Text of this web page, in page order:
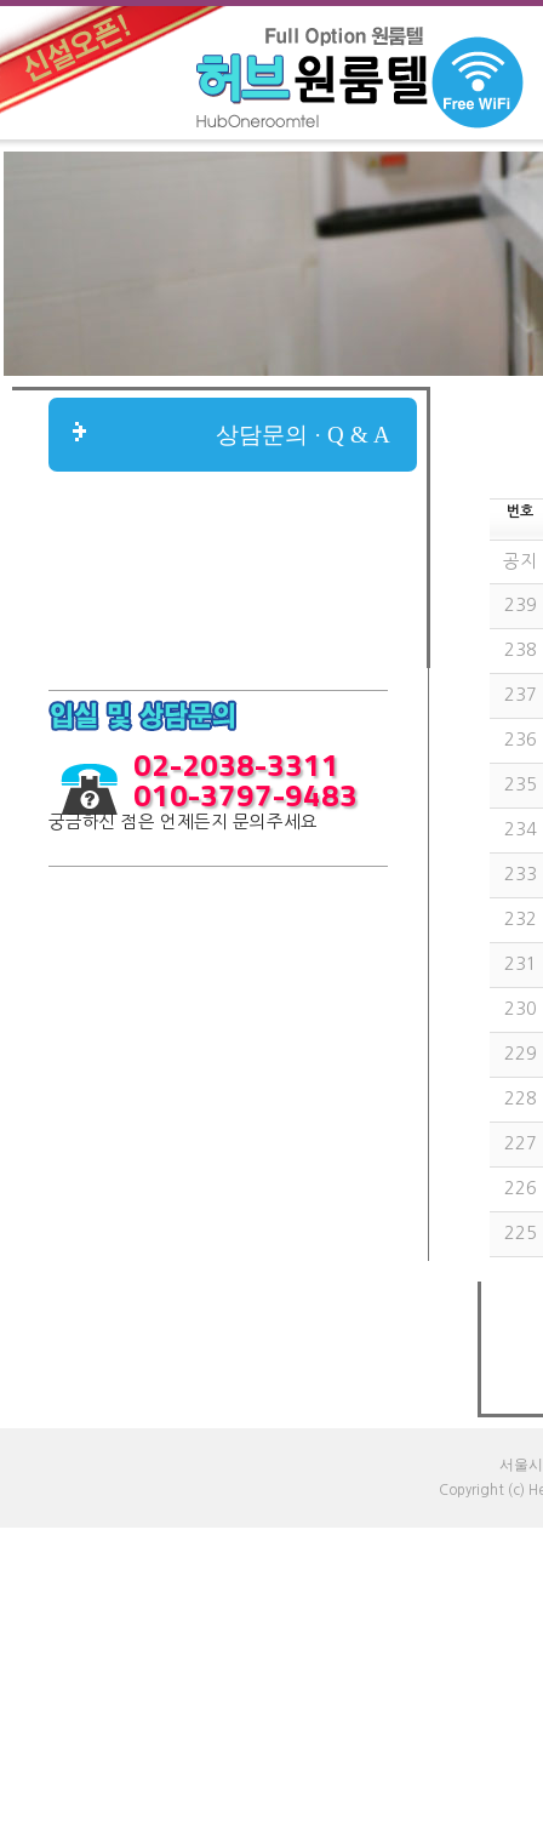
상담문의 · Q & A
02-2038-3311
010-3797-9483
궁금하신 점은 언제든지 문의주세요
번호
공지
239
238
237
236
235
234
233
232
231
230
229
228
227
226
225
서울
Copyright (c)